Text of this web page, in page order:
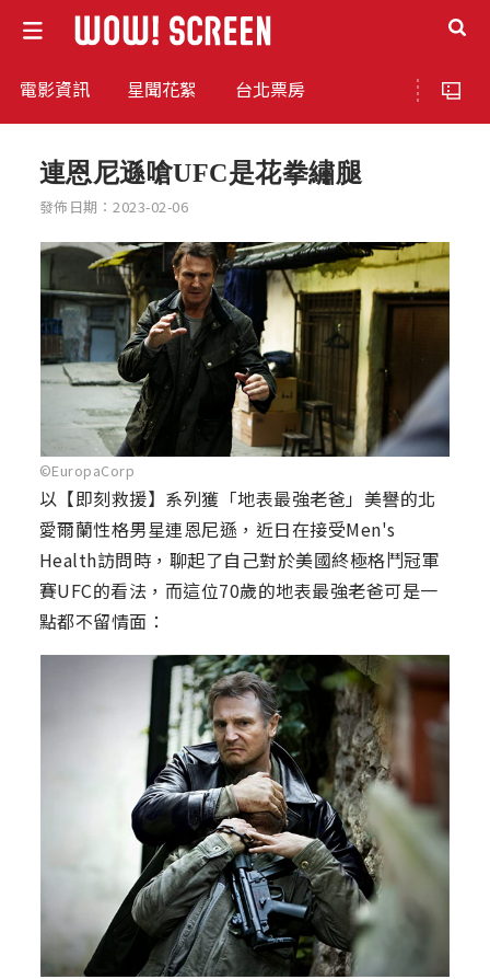
電影資訊 星聞花絮 台北票房
連恩尼遜嗆UFC是花拳繡腿
發佈日期：2023-02-06
©EuropaCorp
以【即刻救援】系列獲「地表最強老爸」美譽的北
愛爾蘭性格男星連恩尼遜，近日在接受Men's
Health訪問時，聊起了自己對於美國終極格鬥冠軍
賽UFC的看法，而這位70歲的地表最強老爸可是一
點都不留情面：